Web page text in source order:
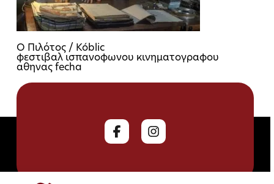
Ο Πιλότος / Kóblic
φεστιβαλ ισπανοφωνου κινηματογραφου
αθηνας fecha